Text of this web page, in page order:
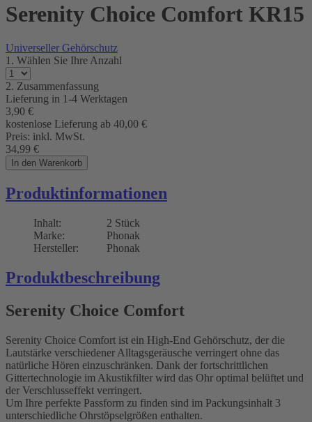
Serenity Choice Comfort KR15
Universeller Gehörschutz
1. Wählen Sie Ihre Anzahl
2. Zusammenfassung
Lieferung in 1-4 Werktagen
3,90 €
kostenlose Lieferung ab 40,00 €
Preis: inkl. MwSt.
34,99 €
In den Warenkorb
Produktinformationen
Inhalt:
2 Stück
Marke:
Phonak
Hersteller:
Phonak
Produktbeschreibung
Serenity Choice Comfort
Serenity Choice Comfort ist ein High-End Gehörschutz, der die
Lautstärke verschiedener Alltagsgeräusche verringert ohne das
natürliche Hören einzuschränken. Dank der fortschrittlichen
Gittertechnologie im Akustikfilter wird das Ohr optimal belüftet und
der Verschlusseffekt verringert.
Um Ihre perfekte Passform zu finden sind im Packungsinhalt 3
unterschiedliche Ohrstöpselgrößen enthalten.